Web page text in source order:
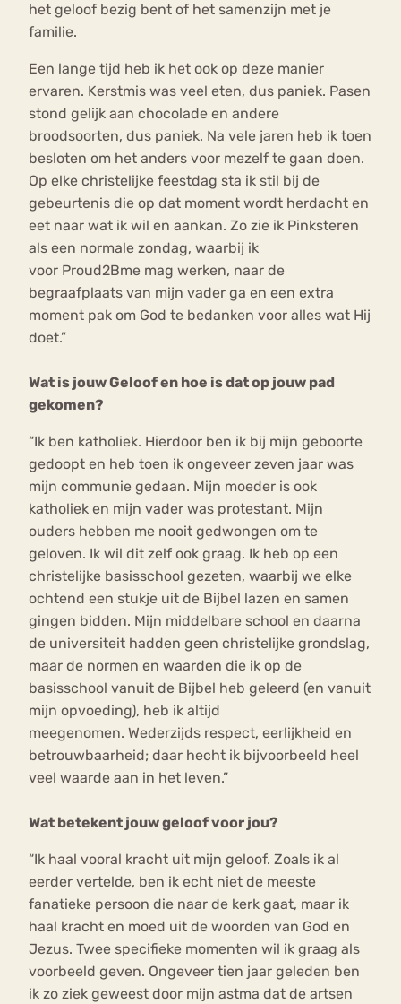
het geloof bezig bent of het samenzijn met je
familie.
Een lange tijd heb ik het ook op deze manier
ervaren. Kerstmis was veel eten, dus paniek. Pasen
stond gelijk aan chocolade en andere
broodsoorten, dus paniek. Na vele jaren heb ik toen
besloten om het anders voor mezelf te gaan doen.
Op elke christelijke feestdag sta ik stil bij de
gebeurtenis die op dat moment wordt herdacht en
eet naar wat ik wil en aankan. Zo zie ik Pinksteren
als een normale zondag, waarbij ik
voor Proud2Bme mag werken, naar de
begraafplaats van mijn vader ga en een extra
moment pak om God te bedanken voor alles wat Hij
doet.”
Wat is jouw Geloof en hoe is dat op jouw pad
gekomen?
“Ik ben katholiek. Hierdoor ben ik bij mijn geboorte
gedoopt en heb toen ik ongeveer zeven jaar was
mijn communie gedaan. Mijn moeder is ook
katholiek en mijn vader was protestant. Mijn
ouders hebben me nooit gedwongen om te
geloven. Ik wil dit zelf ook graag. Ik heb op een
christelijke basisschool gezeten, waarbij we elke
ochtend een stukje uit de Bijbel lazen en samen
gingen bidden. Mijn middelbare school en daarna
de universiteit hadden geen christelijke grondslag,
maar de normen en waarden die ik op de
basisschool vanuit de Bijbel heb geleerd (en vanuit
mijn opvoeding), heb ik altijd
meegenomen. Wederzijds respect, eerlijkheid en
betrouwbaarheid; daar hecht ik bijvoorbeeld heel
veel waarde aan in het leven.”
Wat betekent jouw geloof voor jou?
“Ik haal vooral kracht uit mijn geloof. Zoals ik al
eerder vertelde, ben ik echt niet de meeste
fanatieke persoon die naar de kerk gaat, maar ik
haal kracht en moed uit de woorden van God en
Jezus. Twee specifieke momenten wil ik graag als
voorbeeld geven. Ongeveer tien jaar geleden ben
ik zo ziek geweest door mijn astma dat de artsen